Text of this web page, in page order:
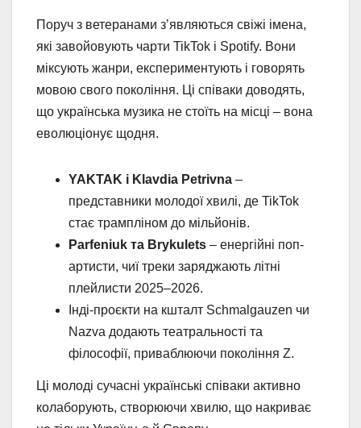
Поруч з ветеранами з’являються свіжі імена,
які завойовують чарти TikTok і Spotify. Вони
міксують жанри, експериментують і говорять
мовою свого покоління. Ці співаки доводять,
що українська музика не стоїть на місці – вона
еволюціонує щодня.
YAKTAK і Klavdia Petrivna –
представники молодої хвилі, де TikTok
стає трампліном до мільйонів.
Parfeniuk та Brykulets – енергійні поп-
артисти, чиї треки заряджають літні
плейлисти 2025–2026.
Інді-проєкти на кшталт Schmalgauzen чи
Nazva додають театральності та
філософії, приваблюючи покоління Z.
Ці молоді сучасні українські співаки активно
колаборують, створюючи хвилю, що накриває